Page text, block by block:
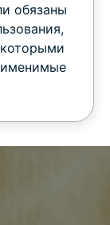
обязаны